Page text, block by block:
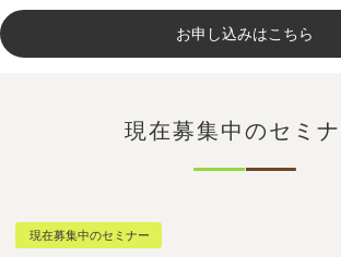
お申し込みはこちら
現在募集中のセミ
現在募集中のセミナー